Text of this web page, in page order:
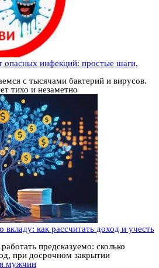
опасных инфекций: простые шаги,
с тысячами бактерий и вирусов.
тихо и незаметно
вкладу: как рассчитать доход и учесть
предсказуемо: сколько
при досрочном закрытии